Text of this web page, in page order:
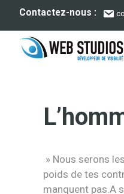
contenu
Contactez-nous :
» Nous serons
poids de tes
manquent pas.A